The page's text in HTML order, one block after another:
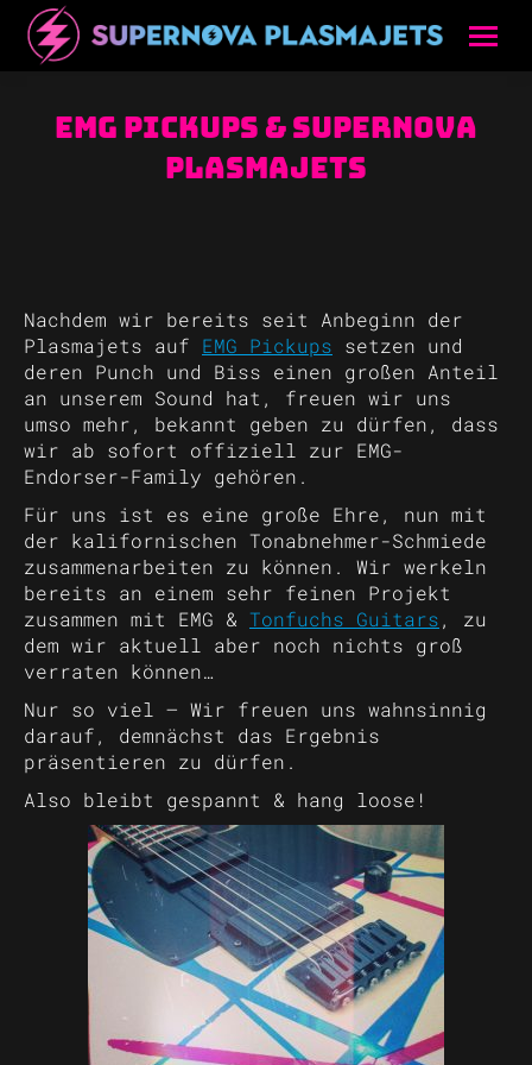
EMG Pickups & Supernova
Plasmajets
Nachdem wir bereits seit Anbeginn der
Plasmajets auf EMG Pickups setzen und
deren Punch und Biss einen großen Anteil
an unserem Sound hat, freuen wir uns
umso mehr, bekannt geben zu dürfen, dass
wir ab sofort offiziell zur EMG-
Endorser-Family gehören.
Für uns ist es eine große Ehre, nun mit
der kalifornischen Tonabnehmer-Schmiede
zusammenarbeiten zu können. Wir werkeln
bereits an einem sehr feinen Projekt
zusammen mit EMG & Tonfuchs Guitars, zu
dem wir aktuell aber noch nichts groß
verraten können…
Nur so viel – Wir freuen uns wahnsinnig
darauf, demnächst das Ergebnis
präsentieren zu dürfen.
Also bleibt gespannt & hang loose!